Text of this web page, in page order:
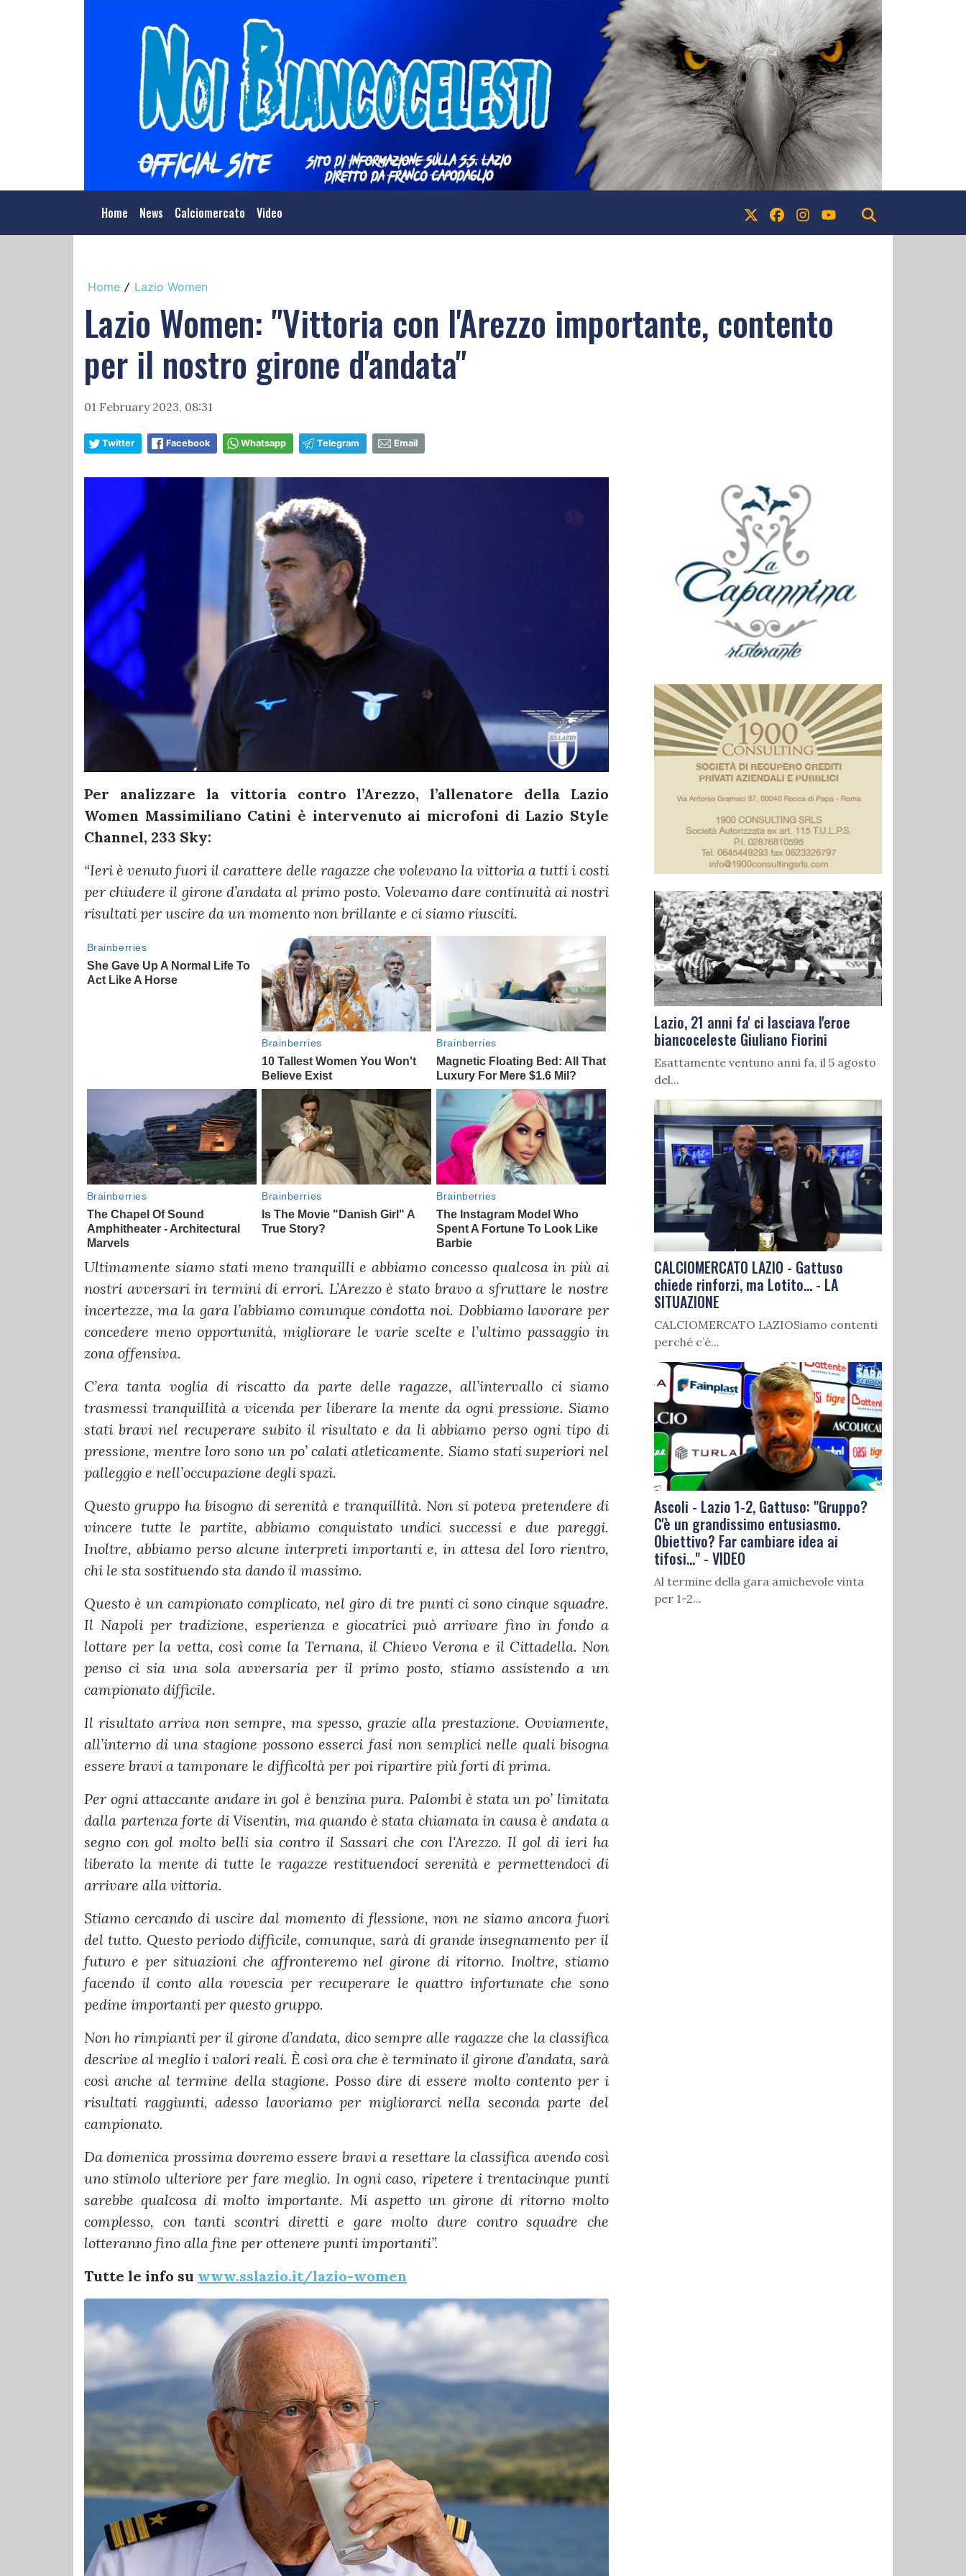
Home News Calciomercato Video
Home / Lazio Women
Lazio Women: "Vittoria con l'Arezzo importante, contento
per il nostro girone d'andata"
01 February 2023, 08:31
Twitter Facebook Whatsapp Telegram Email
Per analizzare la vittoria contro l’Arezzo, l’allenatore della Lazio
Women Massimiliano Catini è intervenuto ai microfoni di Lazio Style
Channel, 233 Sky:
“Ieri è venuto fuori il carattere delle ragazze che volevano la vittoria a tutti i costi
per chiudere il girone d’andata al primo posto. Volevamo dare continuità ai nostri
risultati per uscire da un momento non brillante e ci siamo riusciti.
Ultimamente siamo stati meno tranquilli e abbiamo concesso qualcosa in più ai
nostri avversari in termini di errori. L’Arezzo è stato bravo a sfruttare le nostre
incertezze, ma la gara l’abbiamo comunque condotta noi. Dobbiamo lavorare per
concedere meno opportunità, migliorare le varie scelte e l’ultimo passaggio in
zona offensiva.
C’era tanta voglia di riscatto da parte delle ragazze, all’intervallo ci siamo
trasmessi tranquillità a vicenda per liberare la mente da ogni pressione. Siamo
stati bravi nel recuperare subito il risultato e da lì abbiamo perso ogni tipo di
pressione, mentre loro sono un po’ calati atleticamente. Siamo stati superiori nel
palleggio e nell’occupazione degli spazi.
Questo gruppo ha bisogno di serenità e tranquillità. Non si poteva pretendere di
vincere tutte le partite, abbiamo conquistato undici successi e due pareggi.
Inoltre, abbiamo perso alcune interpreti importanti e, in attesa del loro rientro,
chi le sta sostituendo sta dando il massimo.
Questo è un campionato complicato, nel giro di tre punti ci sono cinque squadre.
Il Napoli per tradizione, esperienza e giocatrici può arrivare fino in fondo a
lottare per la vetta, così come la Ternana, il Chievo Verona e il Cittadella. Non
penso ci sia una sola avversaria per il primo posto, stiamo assistendo a un
campionato difficile.
Il risultato arriva non sempre, ma spesso, grazie alla prestazione. Ovviamente,
all’interno di una stagione possono esserci fasi non semplici nelle quali bisogna
essere bravi a tamponare le difficoltà per poi ripartire più forti di prima.
Per ogni attaccante andare in gol è benzina pura. Palombi è stata un po’ limitata
dalla partenza forte di Visentin, ma quando è stata chiamata in causa è andata a
segno con gol molto belli sia contro il Sassari che con l'Arezzo. Il gol di ieri ha
liberato la mente di tutte le ragazze restituendoci serenità e permettendoci di
arrivare alla vittoria.
Stiamo cercando di uscire dal momento di flessione, non ne siamo ancora fuori
del tutto. Questo periodo difficile, comunque, sarà di grande insegnamento per il
futuro e per situazioni che affronteremo nel girone di ritorno. Inoltre, stiamo
facendo il conto alla rovescia per recuperare le quattro infortunate che sono
pedine importanti per questo gruppo.
Non ho rimpianti per il girone d’andata, dico sempre alle ragazze che la classifica
descrive al meglio i valori reali. È così ora che è terminato il girone d’andata, sarà
così anche al termine della stagione. Posso dire di essere molto contento per i
risultati raggiunti, adesso lavoriamo per migliorarci nella seconda parte del
campionato.
Da domenica prossima dovremo essere bravi a resettare la classifica avendo così
uno stimolo ulteriore per fare meglio. In ogni caso, ripetere i trentacinque punti
sarebbe qualcosa di molto importante. Mi aspetto un girone di ritorno molto
complesso, con tanti scontri diretti e gare molto dure contro squadre che
lotteranno fino alla fine per ottenere punti importanti”.
Tutte le info su www.sslazio.it/lazio-women
Lazio, 21 anni fa' ci lasciava l'eroe
biancoceleste Giuliano Fiorini
Esattamente ventuno anni fa, il 5 agosto
del...
CALCIOMERCATO LAZIO - Gattuso
chiede rinforzi, ma Lotito... - LA
SITUAZIONE
CALCIOMERCATO LAZIOSiamo contenti
perché c’è...
Ascoli - Lazio 1-2, Gattuso: "Gruppo?
C'è un grandissimo entusiasmo.
Obiettivo? Far cambiare idea ai
tifosi..." - VIDEO
Al termine della gara amichevole vinta
per 1-2...